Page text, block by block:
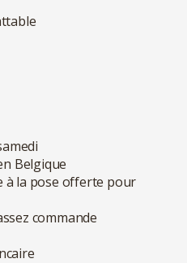
Belgique
à la pose offerte pour
commande